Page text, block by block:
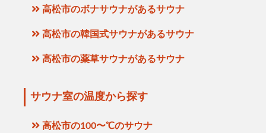
高松市のボナサウナがあるサウナ
高松市の韓国式サウナがあるサウナ
高松市の薬草サウナがあるサウナ
サウナ室の温度から探す
高松市の100〜℃のサウナ